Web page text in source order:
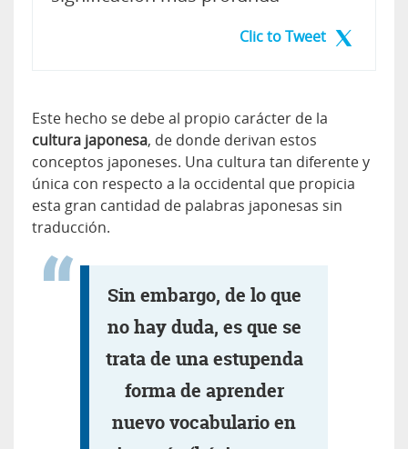
Clic to Tweet
Este hecho se debe al propio carácter de la
cultura japonesa, de donde derivan estos
conceptos japoneses. Una cultura tan diferente y
única con respecto a la occidental que propicia
esta gran cantidad de palabras japonesas sin
traducción.
Sin embargo, de lo que
no hay duda, es que se
trata de una estupenda
forma de aprender
nuevo vocabulario en